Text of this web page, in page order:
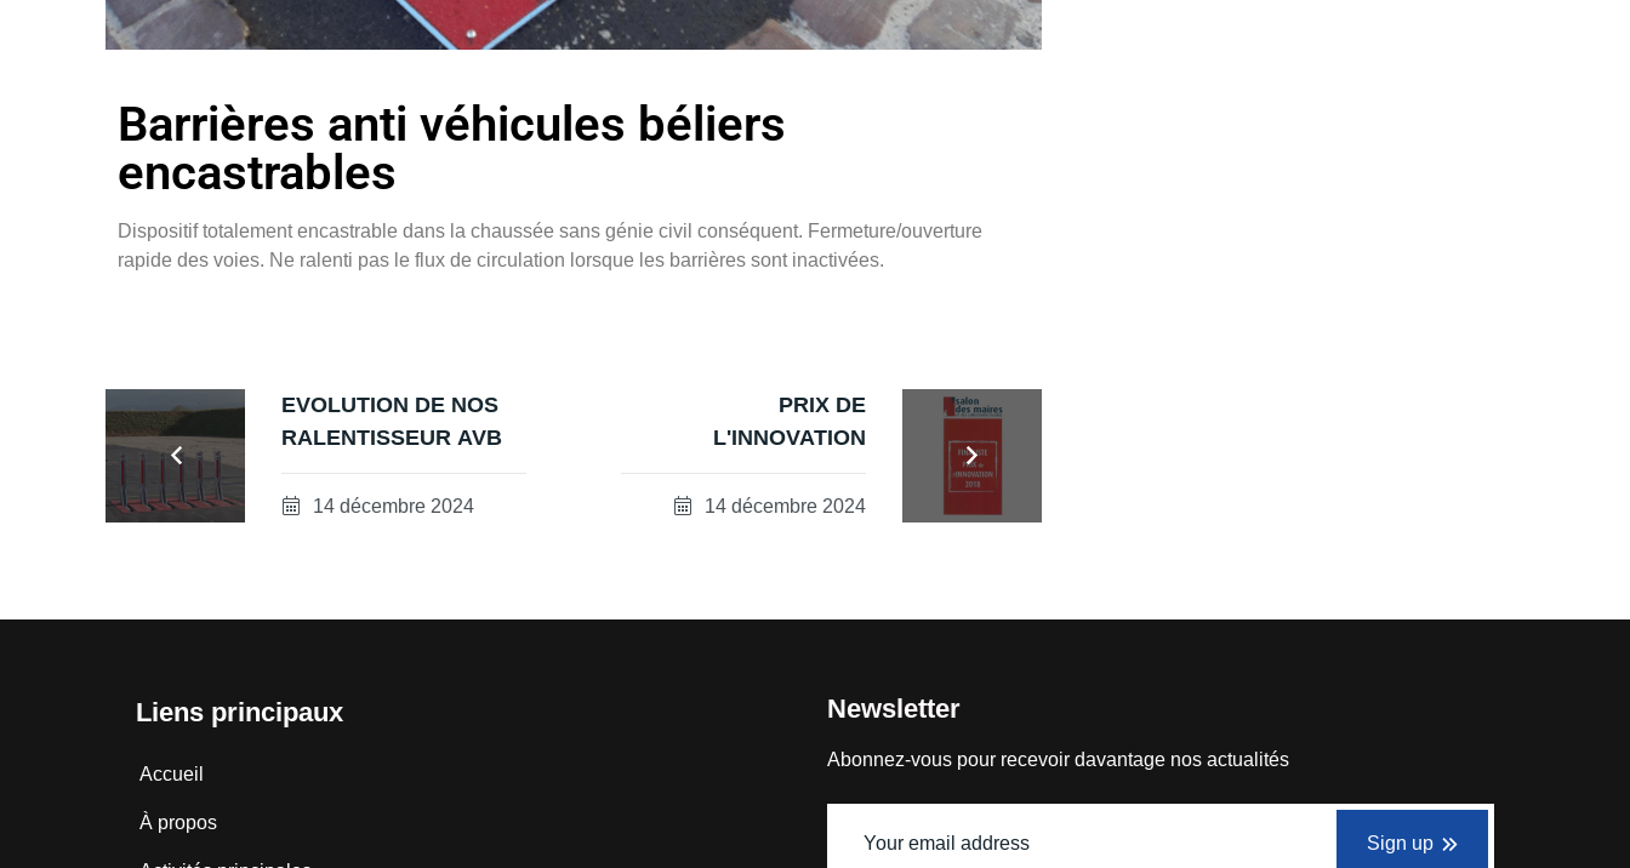
Barrières anti véhicules béliers
encastrables
Dispositif totalement encastrable dans la chaussée sans génie civil conséquent. Fermeture/ouverture
rapide des voies. Ne ralenti pas le flux de circulation lorsque les barrières sont inactivées.
EVOLUTION DE NOS
RALENTISSEUR AVB
14 décembre 2024
PRIX DE
L'INNOVATION
14 décembre 2024
Liens principaux
Accueil
À propos
Newsletter
Abonnez-vous pour recevoir davantage nos actualités
Sign up